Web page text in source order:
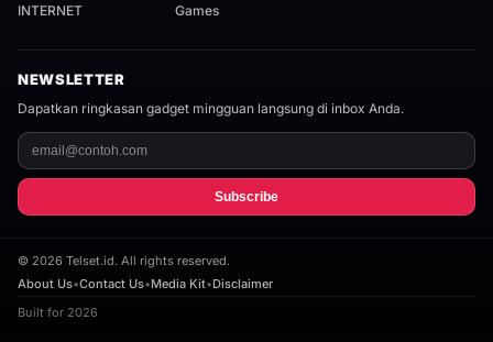
INTERNET
Games
NEWSLETTER
Dapatkan ringkasan gadget mingguan langsung di inbox Anda.
Subscribe
© 2026 Telset.id. All rights reserved.
About Us•Contact Us•Media Kit•Disclaimer
Built for 2026